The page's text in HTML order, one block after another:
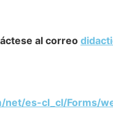
al correo
es-cl_cl/Forms/